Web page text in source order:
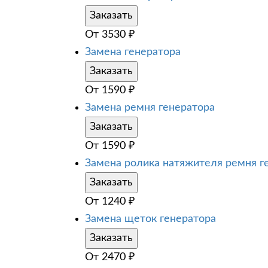
Заказать
От 3530 ₽
Замена генератора
Заказать
От 1590 ₽
Замена ремня генератора
Заказать
От 1590 ₽
Замена ролика натяжителя ремня
Заказать
От 1240 ₽
Замена щеток генератора
Заказать
От 2470 ₽